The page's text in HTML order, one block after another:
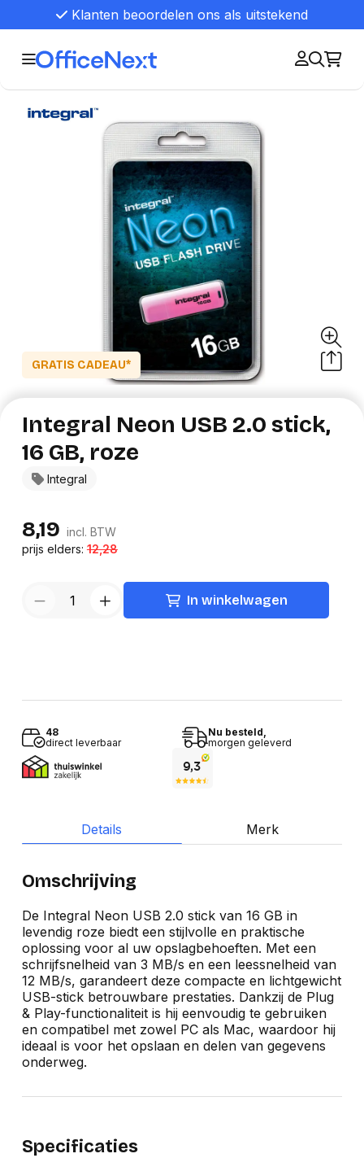
Klanten beoordelen ons als uitstekend
GRATIS CADEAU*
Integral
Integral Neon USB 2.0 stick,
16 GB, roze
8,19 incl. BTW
prijs elders:12,28
In winkelwagen
48
direct leverbaar
Nu besteld,
morgen geleverd
Details Merk
Omschrijving
De Integral Neon USB 2.0 stick van 16 GB in
levendig roze biedt een stijlvolle en praktische
oplossing voor al uw opslagbehoeften. Met een
schrijfsnelheid van 3 MB/s en een leessnelheid van
12 MB/s, garandeert deze compacte en lichtgewicht
USB-stick betrouwbare prestaties. Dankzij de Plug
& Play-functionaliteit is hij eenvoudig te gebruiken
en compatibel met zowel PC als Mac, waardoor hij
ideaal is voor het opslaan en delen van gegevens
onderweg.
Specificaties